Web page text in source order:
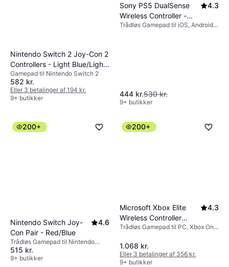
Nintendo Switch 2 Joy-Con 2
Controllers - Light Blue/Light
Red
Gamepad til Nintendo Switch 2
582 kr.
Eller 3 betalinger af 194 kr.
9+ butikker
Sony PS5 DualSense
Wireless Controller -
Grey Camouflage
4.3
Trådløs Gamepad til iOS, Android,
444 kr.530 kr.
9+ butikker
200+
Nintendo Switch Joy-
Con Pair - Red/Blue
4.6
Trådløs Gamepad til Nintendo
Switch
515 kr.
9+ butikker
200+
Microsoft Xbox Elite
Wireless Controller
Series 2 - Black
4.3
Trådløs Gamepad til PC, Xbox One,
1.068 kr.
Eller 3 betalinger af 356 kr.
9+ butikker